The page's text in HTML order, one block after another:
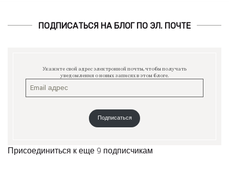
ПОДПИСАТЬСЯ НА БЛОГ ПО ЭЛ. ПОЧТЕ
Укажите свой адрес электронной почты, чтобы получать
уведомления о новых записях в этом блоге.
Подписаться
Присоединиться к еще 9 подписчикам